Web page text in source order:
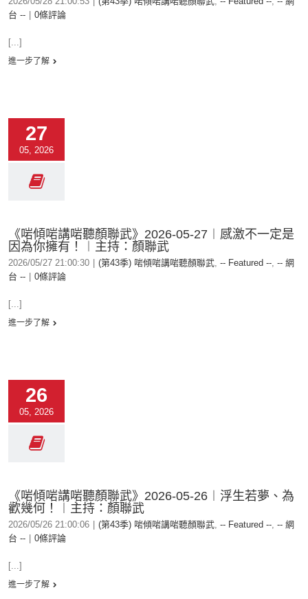
台 --
0條評論
[...]
進一步了解
27
05, 2026
《啱傾啱講啱聽顏聯武》2026-05-27︱感激不一定是
因為你擁有！︱主持：顏聯武
2026/05/27 21:00:30 (第43季) 啱傾啱講啱聽顏聯武, -- Featured --, -- 網
台 --
0條評論
[...]
進一步了解
26
05, 2026
《啱傾啱講啱聽顏聯武》2026-05-26︱浮生若夢、為
歡幾何！︱主持：顏聯武
2026/05/26 21:00:06 (第43季) 啱傾啱講啱聽顏聯武, -- Featured --, -- 網
台 --
0條評論
[...]
進一步了解